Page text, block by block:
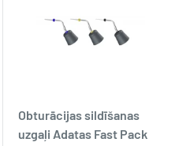
Obturācijas sildīšanas
uzgaļi Adatas Fast Pack